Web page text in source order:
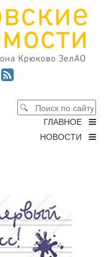
ГЛАВНОЕ
НОВОСТИ